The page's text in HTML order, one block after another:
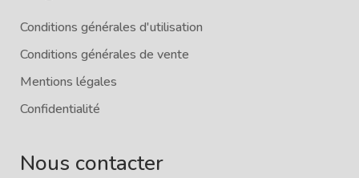
Conditions générales d'utilisation
Conditions générales de vente
Mentions légales
Confidentialité
Nous contacter